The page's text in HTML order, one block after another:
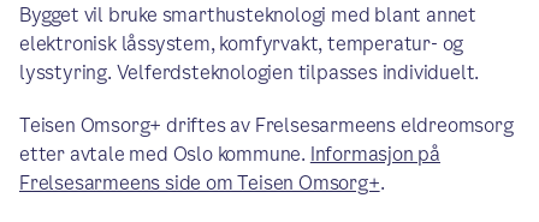
Bygget vil bruke smarthusteknologi med blant annet
elektronisk låssystem, komfyrvakt, temperatur- og
lysstyring. Velferdsteknologien tilpasses individuelt.
Teisen Omsorg+ driftes av Frelsesarmeens eldreomsorg
etter avtale med Oslo kommune. Informasjon på
Frelsesarmeens side om Teisen Omsorg+.